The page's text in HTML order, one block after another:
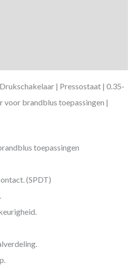
| Pressostaat | 0.35-
voor brandblus toepassingen |
toepassingen
(SPDT)